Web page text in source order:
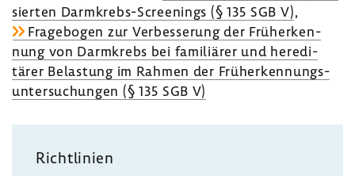
sierten Darmkrebs-​Screenings (§ 135 SGB V),
Frage­bogen zur Verbes­se­rung der Früh­erken­
nung von Darm­krebs bei fami­liärer und heredi­
tärer Belas­tung im Rahmen der Früh­erken­nungs­
un­ter­su­chungen (§ 135 SGB V)
Richt­li­nien